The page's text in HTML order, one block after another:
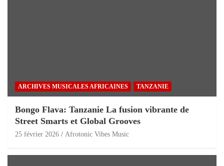
ARCHIVES MUSICALES AFRICAINES TANZANIE
Bongo Flava: Tanzanie La fusion vibrante de
Street Smarts et Global Grooves
25 février 2026 Afrotonic Vibes Music